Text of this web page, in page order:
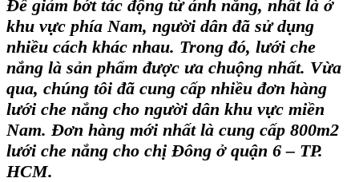
Để giảm bớt tác động từ ánh nắng, nhất là ở
khu vực phía Nam, người dân đã sử dụng
nhiều cách khác nhau. Trong đó, lưới che
nắng là sản phẩm được ưa chuộng nhất. Vừa
qua, chúng tôi đã cung cấp nhiều đơn hàng
lưới che nắng cho người dân khu vực miền
Nam. Đơn hàng mới nhất là cung cấp 800m2
lưới che nắng cho chị Đông ở quận 6 – TP.
HCM.